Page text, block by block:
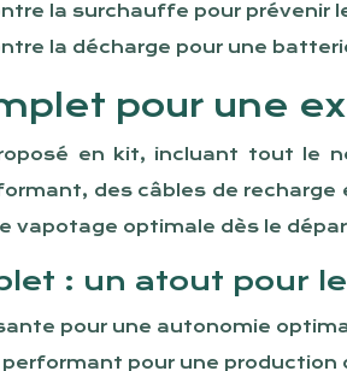
la surchauffe pour prévenir
la décharge pour une
pour une
en kit, incluant tout le
des câbles de
vapotage optimale dès le
: un atout pour
pour une autonomie
performant pour une production